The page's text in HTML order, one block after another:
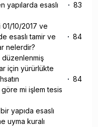
yapılarda esaslı
83
10/2017 ve
esaslı tamir ve
nelerdir?
84
düzenlenmiş
için yürürlükte
mi işlem tesis
84
yapıda esaslı
uyma kuralı